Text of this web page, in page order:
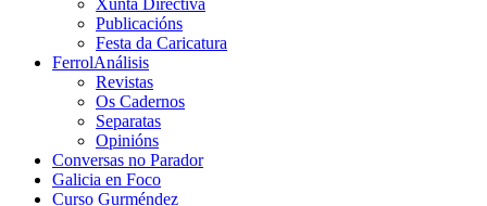
Xunta Directiva
Publicacións
Festa da Caricatura
FerrolAnálisis
Revistas
Os Cadernos
Separatas
Opinións
Conversas no Parador
Galicia en Foco
Curso Gurméndez